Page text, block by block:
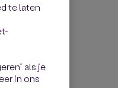
te laten
als je
in ons